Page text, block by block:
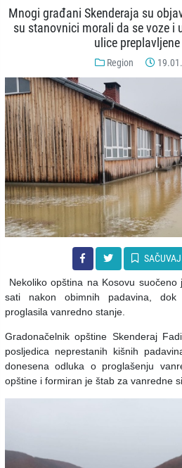
Mnogi građani Skenderaja su
su stanovnici morali da se voze i
ulice
Region
SAČUVAJ
Nekoliko opština na Kosovu
sati nakon obimnih padavina,
proglasila vanredno stanje.
Gradonačelnik opštine Skenderaj
posljedica neprestanih kišnih
donesena odluka o proglašenju
opštine i formiran je štab za vanredne